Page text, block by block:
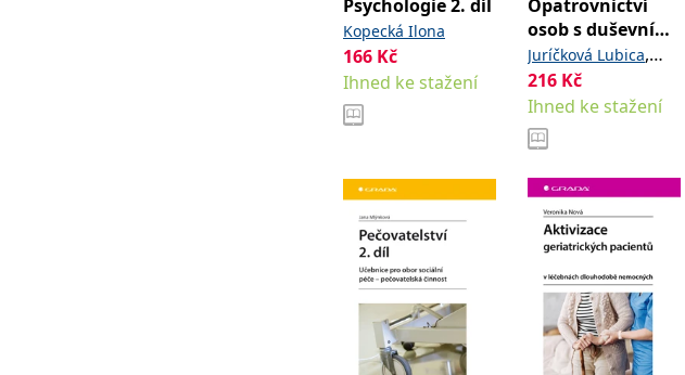
Psychologie 2. díl
Kopecká Ilona
166 Kč
Ihned ke stažení
Opatrovnictví
osob s duševní
poruchou
Juríčková Lubica,
Ivanová Kateřina
Filka Jaroslav
216 Kč
Ihned ke stažení